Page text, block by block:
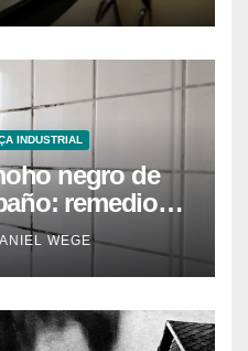
INDUSTRIAL
negro de
remedios
WEGE